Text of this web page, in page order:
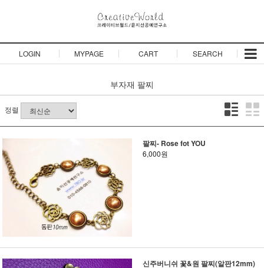
LOGIN MYPAGE CART SEARCH
부자재 팔찌
정렬
팔찌- Rose fot YOU
6,000원
신주버니쉬 꽃&원 팔찌(알판12mm)